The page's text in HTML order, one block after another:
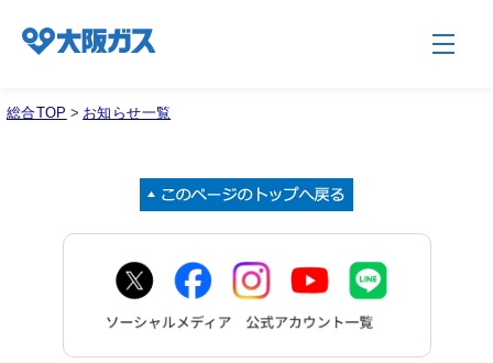
企業情報TOP
企業/グループについて
社会貢献
総合TOP > お知らせ一覧